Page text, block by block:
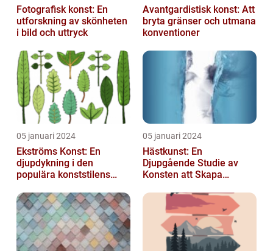
Fotografisk konst: En
utforskning av skönheten
i bild och uttryck
Avantgardistisk konst: Att
bryta gränser och utmana
konventioner
05 januari 2024
Ekströms Konst: En
djupdykning i den
populära konststilens
05 januari 2024
Hästkunst: En
Djupgående Studie av
Konsten att Skapa